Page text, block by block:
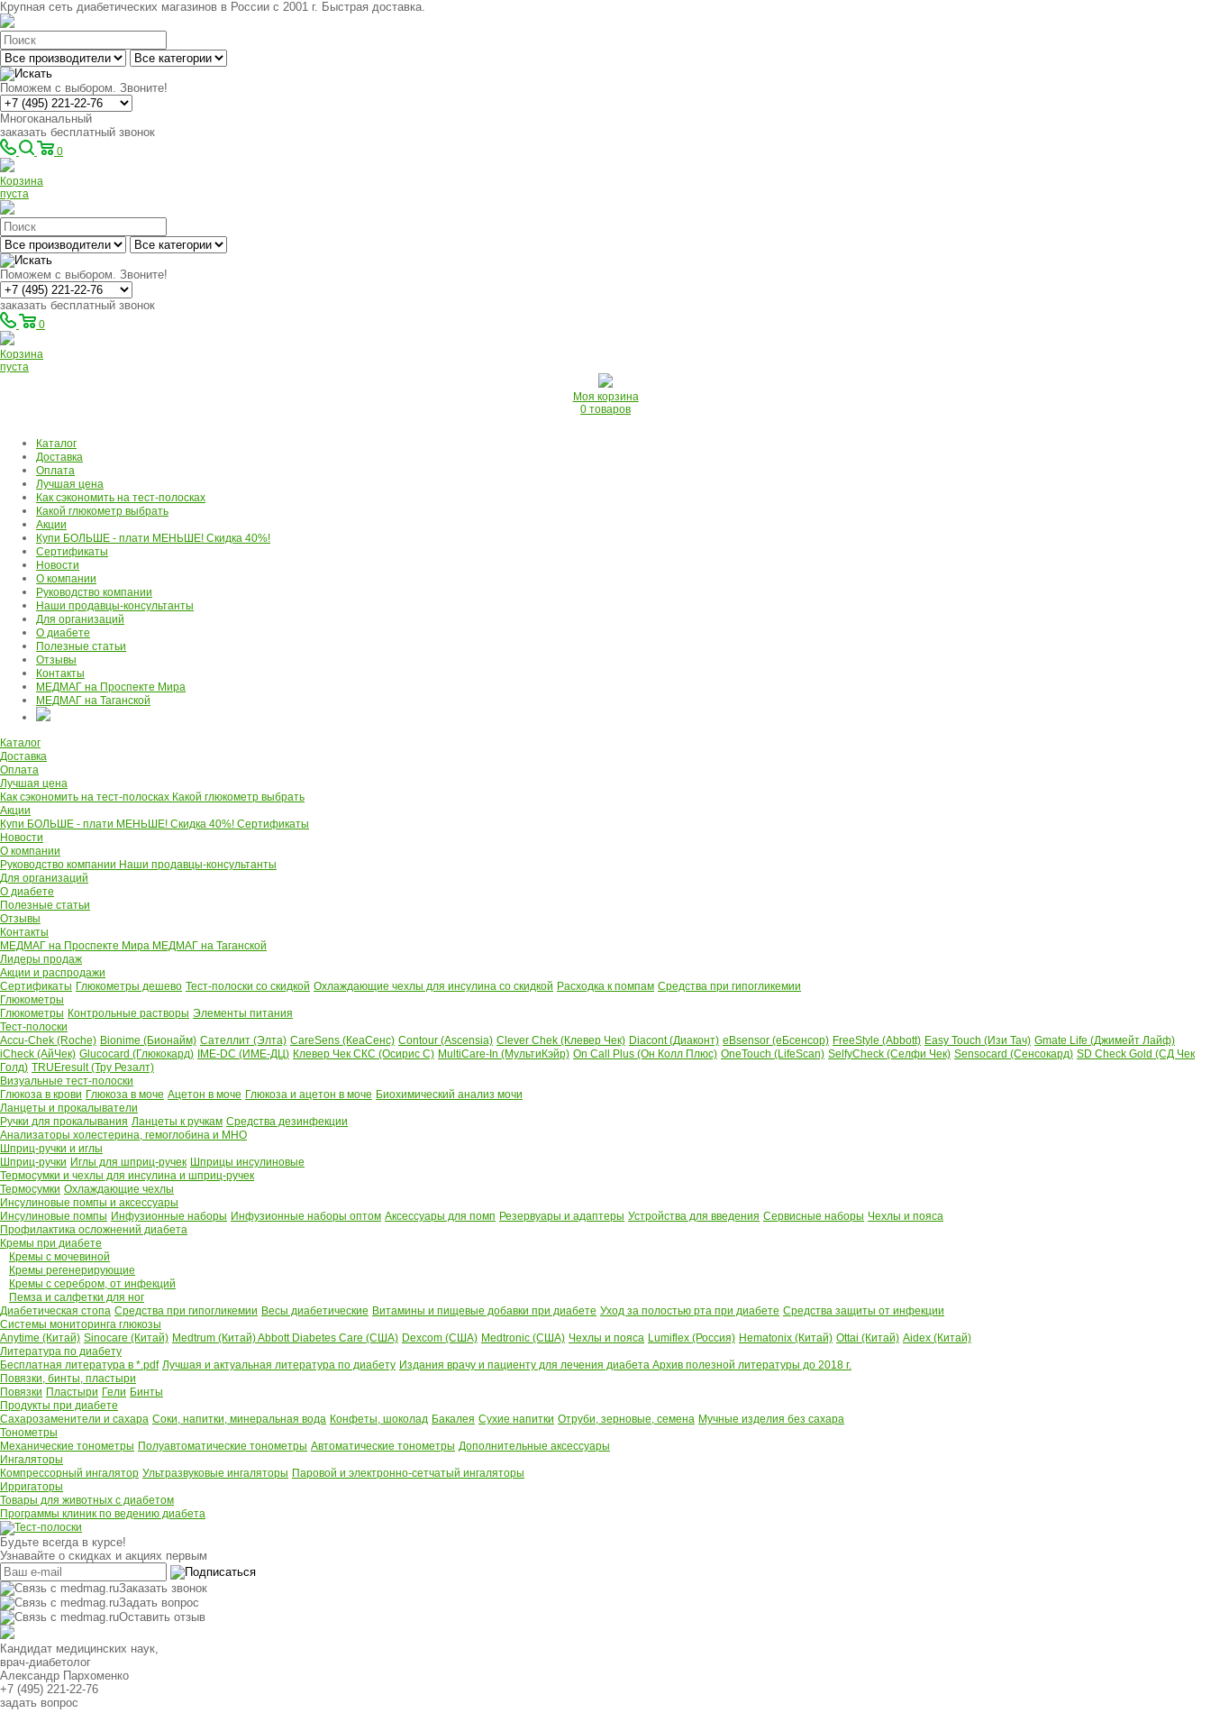
Крупная сеть диабетических магазинов в России с 2001 г. Быстрая доставка.
Поможем с выбором. Звоните!
Многоканальный
заказать бесплатный звонок
0
Корзина
пуста
Поможем с выбором. Звоните!
заказать бесплатный звонок
0
Корзина
пуста
Моя корзина
0 товаров
Каталог
Доставка
Оплата
Лучшая цена
Как сэкономить на тест-полосках
Какой глюкометр выбрать
Акции
Купи БОЛЬШЕ - плати МЕНЬШЕ! Скидка 40%!
Сертификаты
Новости
О компании
Руководство компании
Наши продавцы-консультанты
Для организаций
О диабете
Полезные статьи
Отзывы
Контакты
МЕДМАГ на Проспекте Мира
МЕДМАГ на Таганской
Каталог
Доставка
Оплата
Лучшая цена
Как сэкономить на тест-полосках Какой глюкометр выбрать
Акции
Купи БОЛЬШЕ - плати МЕНЬШЕ! Скидка 40%! Сертификаты
Новости
О компании
Руководство компании Наши продавцы-консультанты
Для организаций
О диабете
Полезные статьи
Отзывы
Контакты
МЕДМАГ на Проспекте Мира МЕДМАГ на Таганской
Лидеры продаж
Акции и распродажи
Сертификаты Глюкометры дешево Тест-полоски со скидкой Охлаждающие чехлы для инсулина со скидкой Расходка к помпам Средства при гипогликемии
Глюкометры
Глюкометры Контрольные растворы Элементы питания
Тест-полоски
Accu-Chek (Roche) Bionime (Бионайм) Сателлит (Элта) CareSens (КеаСенс) Contour (Ascensia) Clever Chek (Клевер Чек) Diacont (Диаконт) eBsensor (еБсенсор) FreeStyle (Abbott) Easy Touch (Изи Тач) Gmate Life (Джимейт Лайф)
iCheck (АйЧек) Glucocard (Глюкокард) IME-DC (ИМЕ-ДЦ) Клевер Чек СКС (Осирис С) MultiCare-In (МультиКэйр) On Call Plus (Он Колл Плюс) OneTouch (LifeScan) SelfyCheck (Селфи Чек) Sensocard (Сенсокард) SD Check Gold (СД Чек
Голд) TRUEresult (Тру Резалт)
Визуальные тест-полоски
Глюкоза в крови Глюкоза в моче Ацетон в моче Глюкоза и ацетон в моче Биохимический анализ мочи
Ланцеты и прокалыватели
Ручки для прокалывания Ланцеты к ручкам Средства дезинфекции
Анализаторы холестерина, гемоглобина и МНО
Шприц-ручки и иглы
Шприц-ручки Иглы для шприц-ручек Шприцы инсулиновые
Термосумки и чехлы для инсулина и шприц-ручек
Термосумки Охлаждающие чехлы
Инсулиновые помпы и аксессуары
Инсулиновые помпы Инфузионные наборы Инфузионные наборы оптом Аксессуары для помп Резервуары и адаптеры Устройства для введения Сервисные наборы Чехлы и пояса
Профилактика осложнений диабета
Кремы при диабете
Кремы с мочевиной
Кремы регенерирующие
Кремы с серебром, от инфекций
Пемза и салфетки для ног
Диабетическая стопа Средства при гипогликемии Весы диабетические Витамины и пищевые добавки при диабете Уход за полостью рта при диабете Средства защиты от инфекции
Системы мониторинга глюкозы
Anytime (Китай) Sinocare (Китай) Medtrum (Китай)Abbott Diabetes Care (США) Dexcom (США) Medtronic (США) Чехлы и пояса Lumiflex (Россия) Hematonix (Китай) Ottai (Китай) Aidex (Китай)
Литература по диабету
Бесплатная литература в *.pdf Лучшая и актуальная литература по диабету Издания врачу и пациенту для лечения диабета Архив полезной литературы до 2018 г.
Повязки, бинты, пластыри
Повязки Пластыри Гели Бинты
Продукты при диабете
Сахарозаменители и сахара Соки, напитки, минеральная вода Конфеты, шоколад Бакалея Сухие напитки Отруби, зерновые, семена Мучные изделия без сахара
Тонометры
Механические тонометры Полуавтоматические тонометры Автоматические тонометры Дополнительные аксессуары
Ингаляторы
Компрессорный ингалятор Ультразвуковые ингаляторы Паровой и электронно-сетчатый ингаляторы
Ирригаторы
Товары для животных с диабетом
Программы клиник по ведению диабета
Будьте всегда в курсе!
Узнавайте о скидках и акциях первым
Заказать звонок
Задать вопрос
Оставить отзыв
Кандидат медицинских наук,
врач-диабетолог
Александр Пархоменко
+7 (495) 221-22-76
задать вопрос